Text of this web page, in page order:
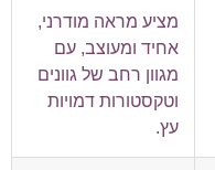
מציע מראה מודרני,
אחיד ומעוצב, עם
מגוון רחב של גוונים
וטקסטורות דמויות
עץ.